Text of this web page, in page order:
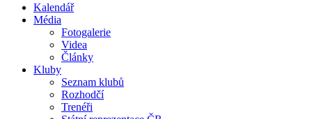
Kalendář
Média
Fotogalerie
Videa
Články
Kluby
Seznam klubů
Rozhodčí
Trenéři